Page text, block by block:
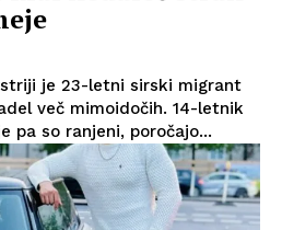
je 23-letni sirski migrant
več mimoidočih. 14-letnik
pa so ranjeni, poročajo...